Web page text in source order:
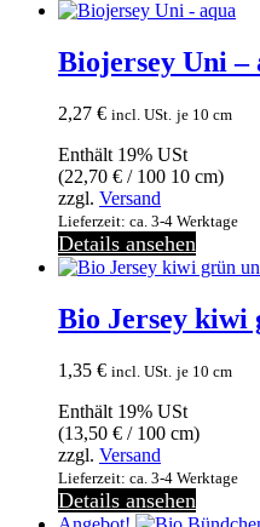
Biojersey Uni –
2,27 € incl. USt. je 10 cm
Enthält 19% USt
(22,70 € / 100 10 cm)
zzgl. Versand
Lieferzeit: ca. 3-4 Werktage
Details ansehen
Bio Jersey
1,35 € incl. USt. je 10 cm
Enthält 19% USt
(13,50 € / 100 cm)
zzgl. Versand
Lieferzeit: ca. 3-4 Werktage
Details ansehen